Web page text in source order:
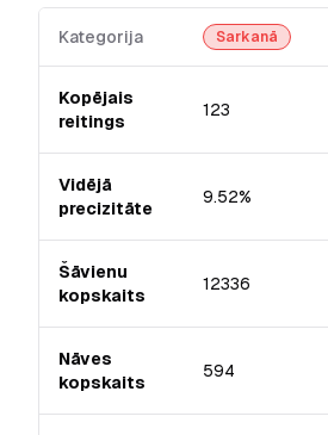
Kategorija Sarkanā
Kopējais
reitings
123
Vidējā
precizitāte
9.52%
Šāvienu
kopskaits
12336
Nāves
kopskaits
594